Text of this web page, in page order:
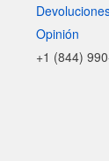
Opinión
+1 (844)